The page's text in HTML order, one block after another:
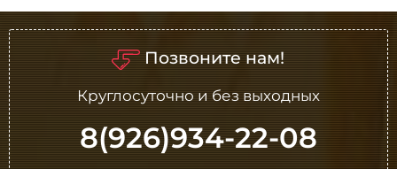
Позвоните нам!
Круглосуточно и без выходных
8(926)934-22-08